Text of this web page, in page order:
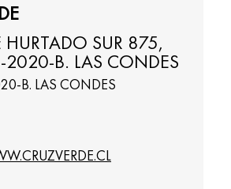
HURTADO SUR 875,
2020-B. LAS CONDES
B. LAS CONDES